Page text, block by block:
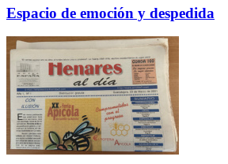
Espacio de emoción y despedida